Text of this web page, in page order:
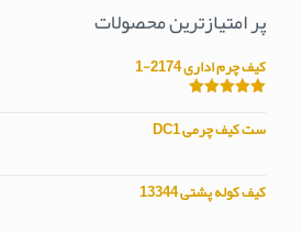
پر امتیازترین محصولات
کیف چرم اداری 2174-1
ست کیف چرمی DC1
کیف کوله پشتی 13344